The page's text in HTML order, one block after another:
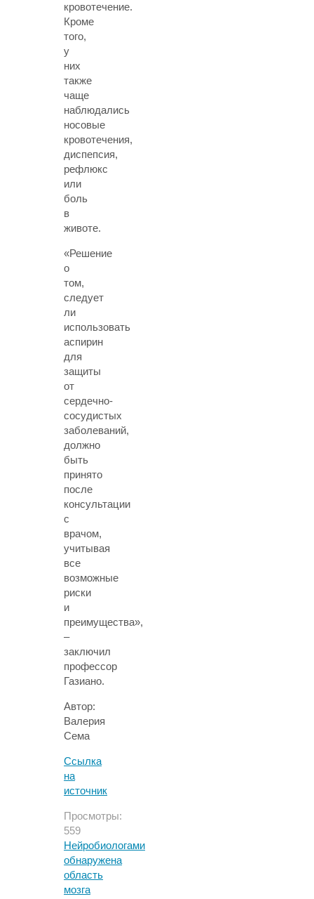
кровотечение.
Кроме
того,
у
них
также
чаще
наблюдались
носовые
кровотечения,
диспепсия,
рефлюкс
или
боль
в
животе.
«Решение
о
том,
следует
ли
использовать
аспирин
для
защиты
от
сердечно-
сосудистых
заболеваний,
должно
быть
принято
после
консультации
с
врачом,
учитывая
все
возможные
риски
и
преимущества»,
–
заключил
профессор
Газиано.
Автор:
Валерия
Сема
Ссылка
на
источник
Просмотры:
559
Нейробиологами
обнаружена
область
мозга